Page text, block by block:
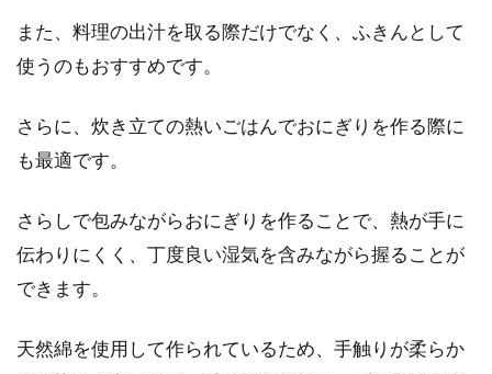
また、料理の出汁を取る際だけでなく、ふきんとして
使うのもおすすめです。
さらに、炊き立ての熱いごはんでおにぎりを作る際に
も最適です。
さらしで包みながらおにぎりを作ることで、熱が手に
伝わりにくく、丁度良い湿気を含みながら握ることが
できます。
天然綿を使用して作られているため、手触りが柔らか